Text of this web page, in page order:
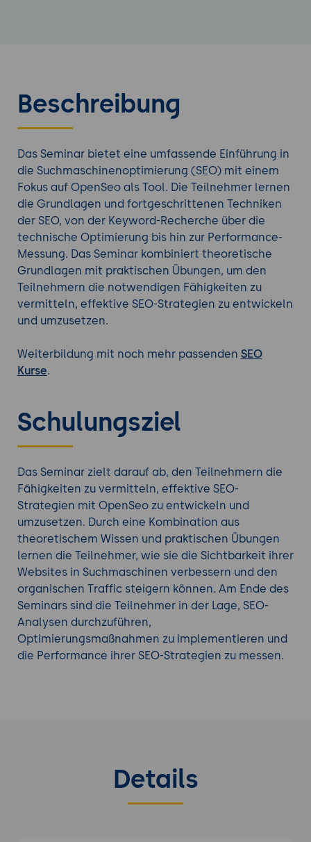
Beschreibung
Das Seminar bietet eine umfassende Einführung in
die Suchmaschinenoptimierung (SEO) mit einem
Fokus auf OpenSeo als Tool. Die Teilnehmer lernen
die Grundlagen und fortgeschrittenen Techniken
der SEO, von der Keyword-Recherche über die
technische Optimierung bis hin zur Performance-
Messung. Das Seminar kombiniert theoretische
Grundlagen mit praktischen Übungen, um den
Teilnehmern die notwendigen Fähigkeiten zu
vermitteln, effektive SEO-Strategien zu entwickeln
und umzusetzen.
Weiterbildung mit noch mehr passenden SEO
Kurse.
Schulungsziel
Das Seminar zielt darauf ab, den Teilnehmern die
Fähigkeiten zu vermitteln, effektive SEO-
Strategien mit OpenSeo zu entwickeln und
umzusetzen. Durch eine Kombination aus
theoretischem Wissen und praktischen Übungen
lernen die Teilnehmer, wie sie die Sichtbarkeit ihrer
Websites in Suchmaschinen verbessern und den
organischen Traffic steigern können. Am Ende des
Seminars sind die Teilnehmer in der Lage, SEO-
Analysen durchzuführen,
Optimierungsmaßnahmen zu implementieren und
die Performance ihrer SEO-Strategien zu messen.
Details